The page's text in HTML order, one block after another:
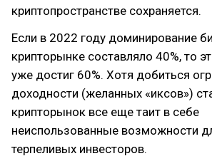
криптопространстве сохраняется.
Если в 2022 году доминирование
крипторынке составляло 40%, то
уже достиг 60%. Хотя добиться
доходности (желанных «иксов»)
крипторынок все еще таит в себе
неиспользованные возможности
терпеливых инвесторов.